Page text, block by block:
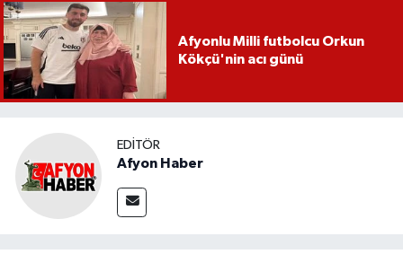
Afyonlu Milli futbolcu Orkun
Kökçü'nin acı günü
EDITÖR
Afyon Haber